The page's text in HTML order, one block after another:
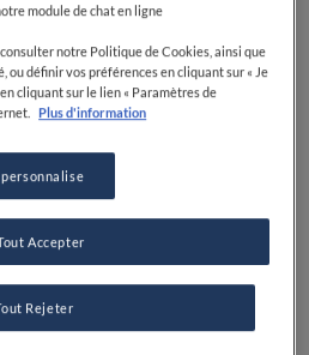
+33 5 67 06 54 08
Michelin
AFFICHER PLUS
module de chat en ligne
notre Politique de Cookies, ainsi que
définir vos préférences en cliquant sur « Je
cliquant sur le lien « Paramètres de
Plus d'information
personnalise
Rejeter
Accepter